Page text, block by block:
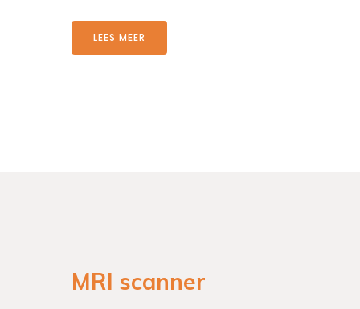
LEES MEER
MRI scanner